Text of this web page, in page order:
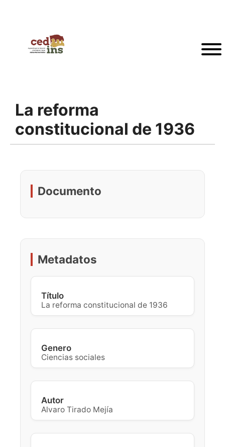
La reforma
constitucional de 1936
Documento
Metadatos
Título
La reforma constitucional de 1936
Genero
Ciencias sociales
Autor
Alvaro Tirado Mejía